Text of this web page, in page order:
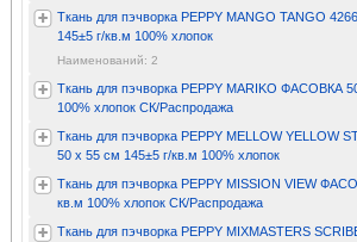
Ткань для пэчворка PEPPY MANGO TANGO
145±5 г/кв.м 100% хлопок
Наименований: 2
Ткань для пэчворка PEPPY MARIKO ФАСОВКА
100% хлопок СК/Распродажа
Ткань для пэчворка PEPPY MELLOW YELLOW
50 x 55 см 145±5 г/кв.м 100% хлопок
Ткань для пэчворка PEPPY MISSION VIEW
кв.м 100% хлопок СК/Распродажа
Ткань для пэчворка PEPPY MIXMASTERS